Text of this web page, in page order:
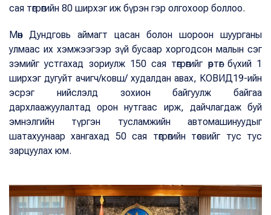
сая төгрөгийн 80 ширхэг иж бүрэн гэр олгохоор боллоо.
Мөн Дундговь аймагт цасан болон шороон шуурганы
улмаас их хэмжээгээр зүй бусаар хоргодсон малын сэг
зэмийг устгахад зориулж 150 сая төгрөгийг өртөг бүхий 1
ширхэг дугуйт ачигч/ковш/ худалдан авах, КОВИД19-ийн
эсрэг нийслэлд зохион байгуулж байгаа
дархлаажуулалтад орон нутгаас ирж, дайчлагдаж буй
эмнэлгийн түргэн тусламжийн автомашинуудыг
шатахуунаар хангахад 50 сая төгрөгийн төсвийг тус тус
зарцуулах юм.